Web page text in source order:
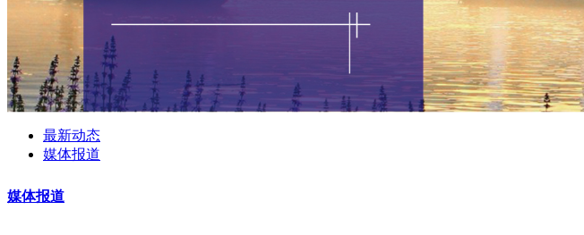
最新动态
媒体报道
媒体报道